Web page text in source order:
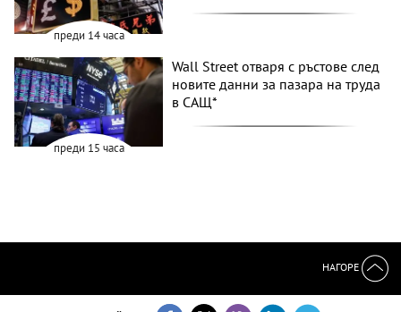
преди 14 часа
преди 15 часа
Wall Street отваря с ръстове след
новите данни за пазара на труда
в САЩ*
НАГОРЕ